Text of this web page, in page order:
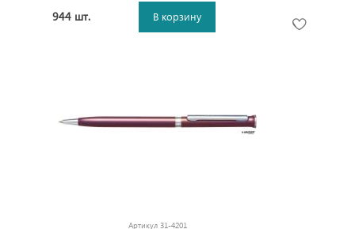
944 шт. В корзину
Артикул 31-4201